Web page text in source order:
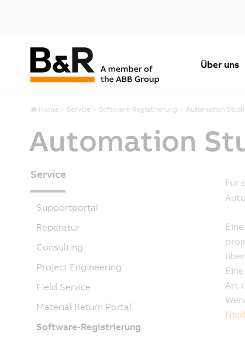
Über uns
Home Service Software-Registrierung Automation
Automation
Service
Supportportal
Reparatur
Consulting
Project Engineering
Field Service
Material Return Portal
Software-Registrierung